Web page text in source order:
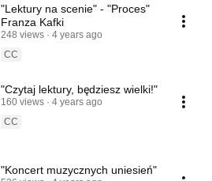
"Lektury na scenie" - "Proces"
Franza Kafki
248 views
4 years ago
CC
"Czytaj lektury, będziesz wielki!"
160 views
4 years ago
CC
"Koncert muzycznych uniesień"